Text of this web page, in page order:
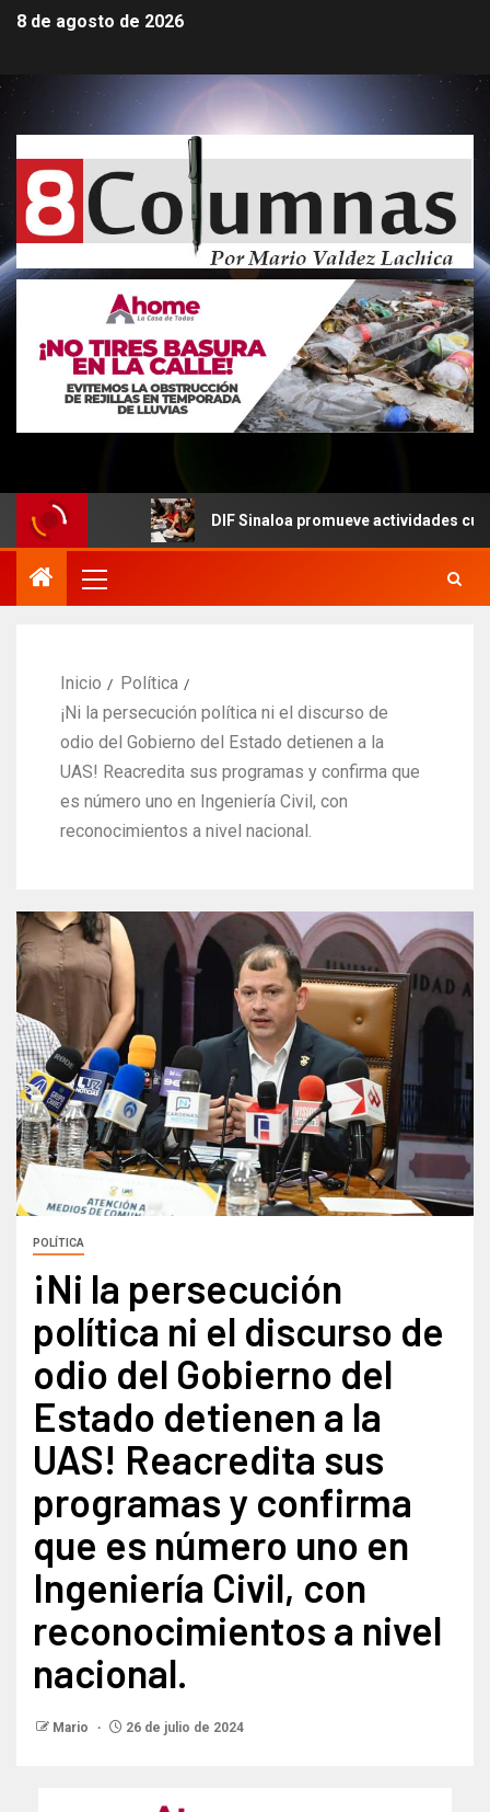
8 de agosto de 2026
DIF Sinaloa promueve actividades culturales
Inicio
Política
¡Ni la persecución política ni el discurso de
odio del Gobierno del Estado detienen a la
UAS! Reacredita sus programas y confirma que
es número uno en Ingeniería Civil, con
reconocimientos a nivel nacional.
POLÍTICA
¡Ni la persecución
política ni el discurso de
odio del Gobierno del
Estado detienen a la
UAS! Reacredita sus
programas y confirma
que es número uno en
Ingeniería Civil, con
reconocimientos a nivel
nacional.
Mario 26 de julio de 2024